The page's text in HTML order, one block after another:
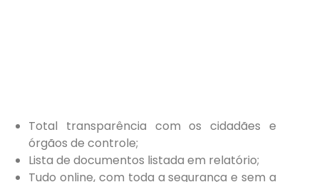
Total transparência com os cidadães e
órgãos de controle;
Lista de documentos listada em relatório;
Tudo online, com toda a segurança e sem a